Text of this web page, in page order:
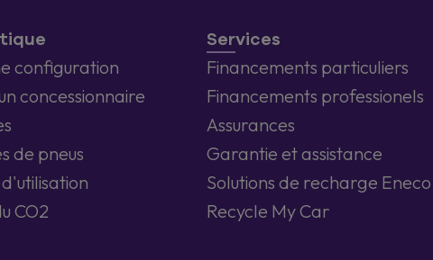
configuration
concessionnaire
de pneus
CO2
Services
Financements particuliers
Financements professionels
Assurances
Garantie et assistance
Solutions de recharge Eneco
Recycle My Car